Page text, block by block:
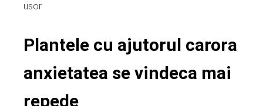
usor.
Plantele cu ajutorul carora
anxietatea se vindeca mai
repede